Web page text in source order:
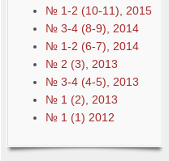
№ 1-2 (10-11), 2015
№ 3-4 (8-9), 2014
№ 1-2 (6-7), 2014
№ 2 (3), 2013
№ 3-4 (4-5), 2013
№ 1 (2), 2013
№ 1 (1) 2012